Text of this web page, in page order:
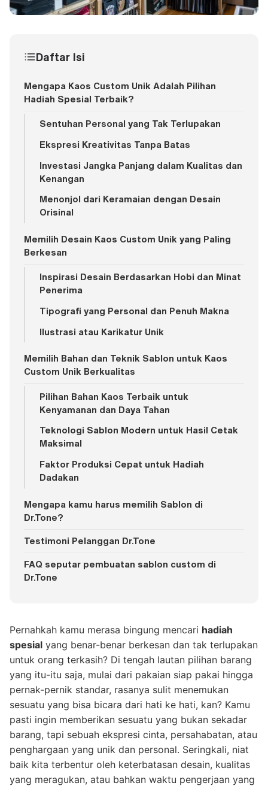
Daftar Isi
Mengapa Kaos Custom Unik Adalah Pilihan
Hadiah Spesial Terbaik?
Sentuhan Personal yang Tak Terlupakan
Ekspresi Kreativitas Tanpa Batas
Investasi Jangka Panjang dalam Kualitas dan
Kenangan
Menonjol dari Keramaian dengan Desain
Orisinal
Memilih Desain Kaos Custom Unik yang Paling
Berkesan
Inspirasi Desain Berdasarkan Hobi dan Minat
Penerima
Tipografi yang Personal dan Penuh Makna
Ilustrasi atau Karikatur Unik
Memilih Bahan dan Teknik Sablon untuk Kaos
Custom Unik Berkualitas
Pilihan Bahan Kaos Terbaik untuk
Kenyamanan dan Daya Tahan
Teknologi Sablon Modern untuk Hasil Cetak
Maksimal
Faktor Produksi Cepat untuk Hadiah
Dadakan
Mengapa kamu harus memilih Sablon di
Dr.Tone?
Testimoni Pelanggan Dr.Tone
FAQ seputar pembuatan sablon custom di
Dr.Tone
Pernahkah kamu merasa bingung mencari hadiah
spesial yang benar-benar berkesan dan tak terlupakan
untuk orang terkasih? Di tengah lautan pilihan barang
yang itu-itu saja, mulai dari pakaian siap pakai hingga
pernak-pernik standar, rasanya sulit menemukan
sesuatu yang bisa bicara dari hati ke hati, kan? Kamu
pasti ingin memberikan sesuatu yang bukan sekadar
barang, tapi sebuah ekspresi cinta, persahabatan, atau
penghargaan yang unik dan personal. Seringkali, niat
baik kita terbentur oleh keterbatasan desain, kualitas
yang meragukan, atau bahkan waktu pengerjaan yang